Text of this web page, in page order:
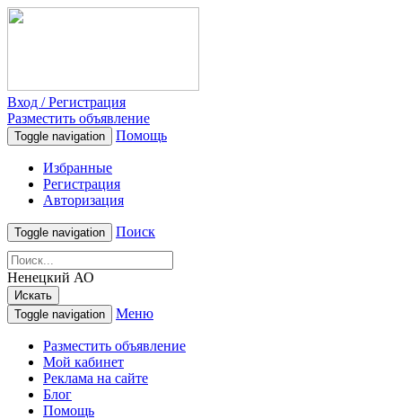
Вход / Регистрация
Разместить объявление
Toggle navigation Помощь
Избранные
Регистрация
Авторизация
Toggle navigation Поиск
Ненецкий АО
Искать
Toggle navigation
Меню
Разместить объявление
Мой кабинет
Реклама на сайте
Блог
Помощь